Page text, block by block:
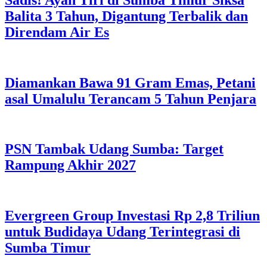
Balita 3 Tahun, Digantung Terbalik dan
Direndam Air Es
Diamankan Bawa 91 Gram Emas, Petani
asal Umalulu Terancam 5 Tahun Penjara
PSN Tambak Udang Sumba: Target
Rampung Akhir 2027
Evergreen Group Investasi Rp 2,8 Triliun
untuk Budidaya Udang Terintegrasi di
Sumba Timur